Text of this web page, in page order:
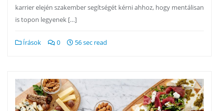
karrier elején szakember segítségét kérni ahhoz, hogy mentálisan
is topon legyenek […]
Írások 0 56 sec read